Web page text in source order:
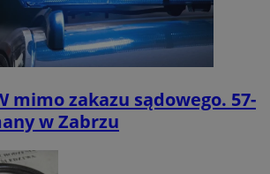
mimo zakazu sądowego. 57-
w Zabrzu